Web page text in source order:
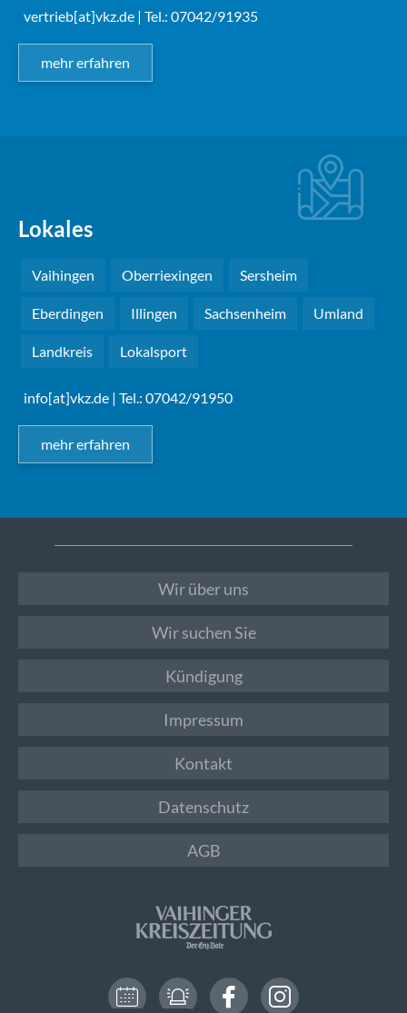
vertrieb[at]vkz.de | Tel.: 07042/91935
mehr erfahren
Lokales
Vaihingen Oberriexingen Sersheim
Eberdingen Illingen Sachsenheim Umland
Landkreis Lokalsport
info[at]vkz.de | Tel.: 07042/91950
mehr erfahren
Wir über uns
Wir suchen Sie
Kündigung
Impressum
Kontakt
Datenschutz
AGB